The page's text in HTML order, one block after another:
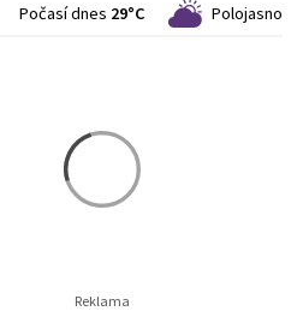
Počasí dnes 29°C Polojasno